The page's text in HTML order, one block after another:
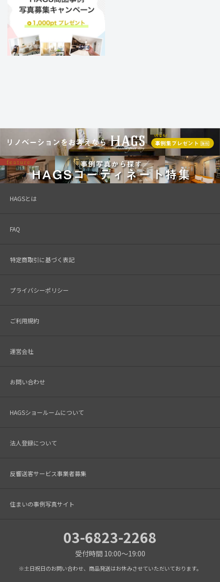
HAGSとは
FAQ
特定商取引に基づく表記
プライバシーポリシー
ご利用規約
運営会社
お問い合わせ
HAGSショールームについて
法人登録について
反響送客サービス事業者募集
住まいの事例写真サイト
03-6823-2268
受付時間 10:00～19:00
※土日祝日のお問い合わせ、商品発送はお休みさせていただいております。